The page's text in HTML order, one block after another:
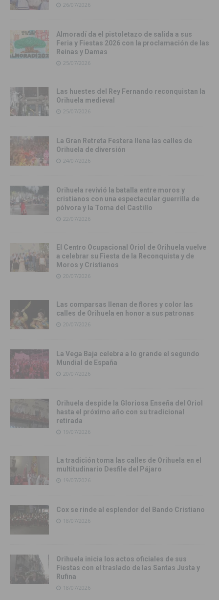
26/07/2026
Almoradí da el pistoletazo de salida a sus
Feria y Fiestas 2026 con la proclamación de las
Reinas y Damas
25/07/2026
Las huestes del Rey Fernando reconquistan la
Orihuela medieval
25/07/2026
La Gran Retreta Festera llena las calles de
Orihuela de diversión
24/07/2026
Orihuela revivió la batalla entre moros y
cristianos con una espectacular guerrilla de
pólvora y la Toma del Castillo
22/07/2026
El Centro Ocupacional Oriol de Orihuela vuelve
a celebrar su Fiesta de la Reconquista y de
Moros y Cristianos
20/07/2026
Las comparsas llenan de flores y color las
calles de Orihuela en honor a sus patronas
20/07/2026
La Vega Baja celebra a lo grande el segundo
Mundial de España
20/07/2026
Orihuela despide la Gloriosa Enseña del Oriol
hasta el próximo año con su tradicional
retirada
19/07/2026
La tradición toma las calles de Orihuela en el
multitudinario Desfile del Pájaro
19/07/2026
Cox se rinde al esplendor del Bando Cristiano
18/07/2026
Orihuela inicia los actos oficiales de sus
Fiestas con el traslado de las Santas Justa y
Rufina
18/07/2026